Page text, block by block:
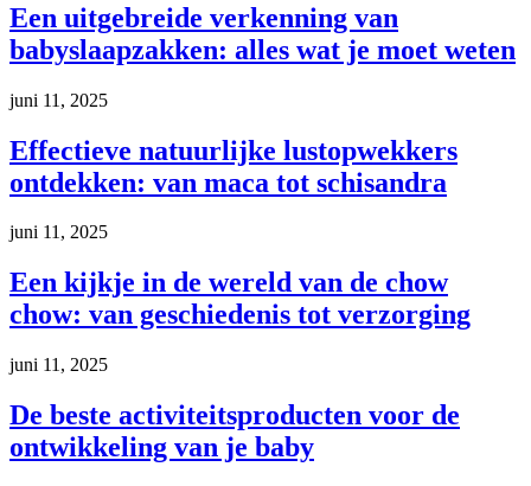
Een uitgebreide verkenning van
babyslaapzakken: alles wat je moet weten
juni 11, 2025
Effectieve natuurlijke lustopwekkers
ontdekken: van maca tot schisandra
juni 11, 2025
Een kijkje in de wereld van de chow
chow: van geschiedenis tot verzorging
juni 11, 2025
De beste activiteitsproducten voor de
ontwikkeling van je baby